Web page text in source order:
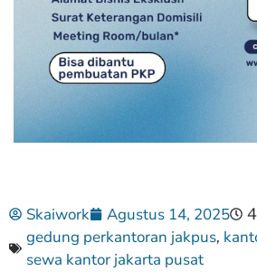
Skaiwork Agustus 14, 2025
gedung perkantoran jakpus,
sewa kantor jakarta pusat